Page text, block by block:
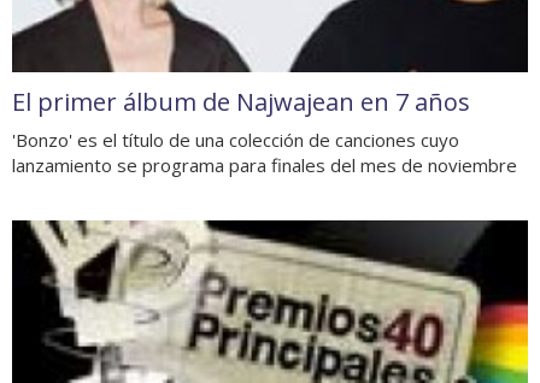
El primer álbum de Najwajean en 7 años
'Bonzo' es el título de una colección de canciones cuyo
lanzamiento se programa para finales del mes de noviembre